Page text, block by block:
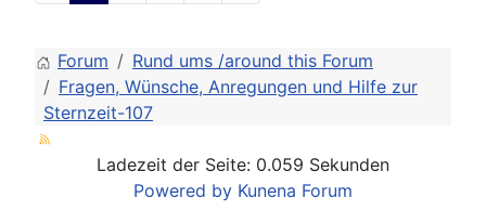
Forum
Rund ums /around this Forum
Fragen, Wünsche, Anregungen und Hilfe zur
Sternzeit-107
Ladezeit der Seite: 0.059 Sekunden
Powered by Kunena Forum